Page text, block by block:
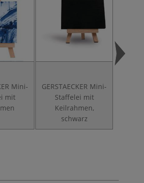
Mini-
mit
GERSTAECKER Mini-
Staffelei mit
Keilrahmen,
schwarz